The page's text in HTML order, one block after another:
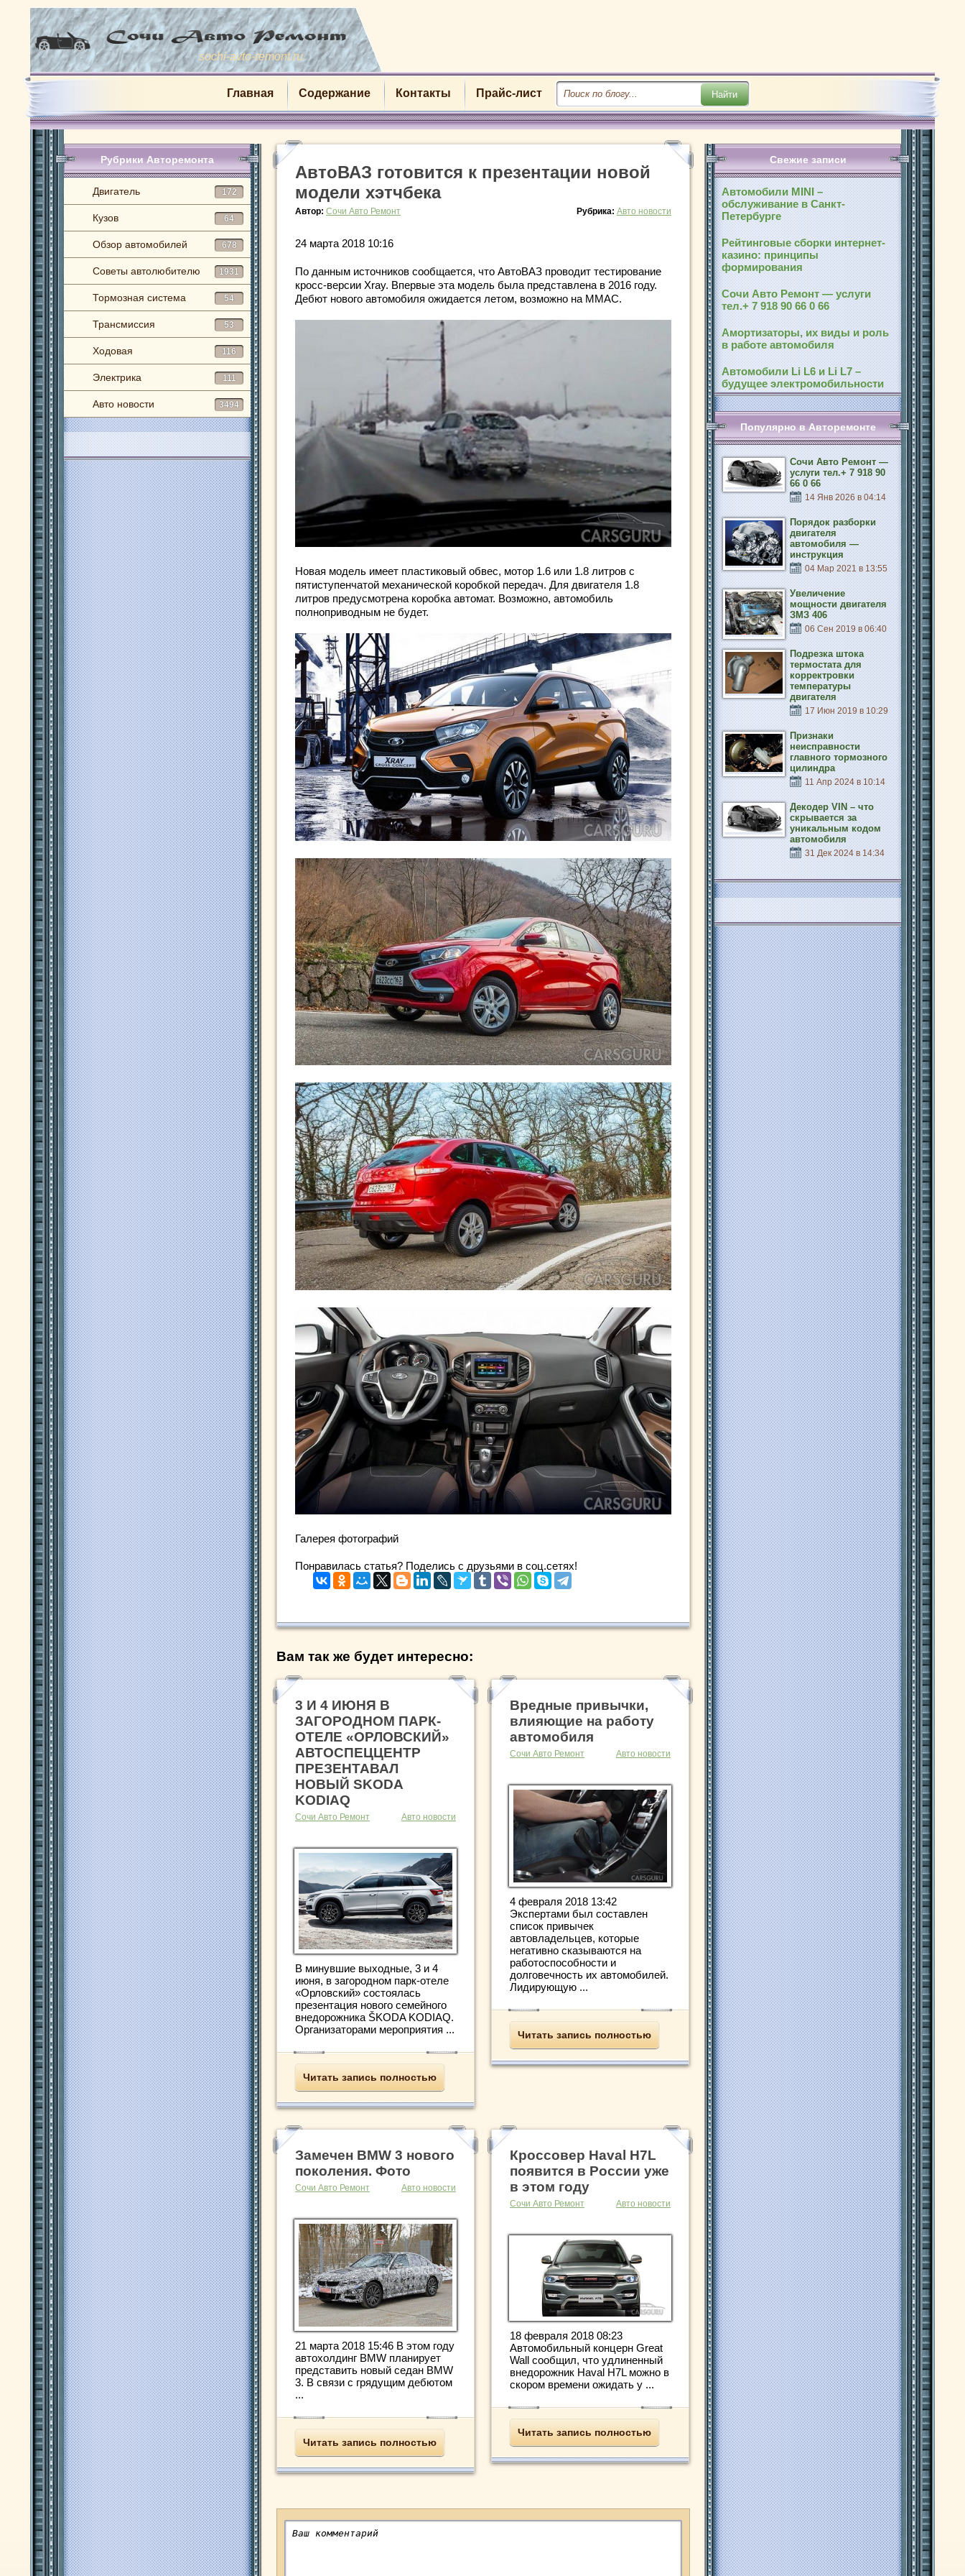
sochi-avto-remont.ru
Главная Содержание Контакты Прайс-лист
Рубрики Авторемонта
Двигатель 172
Кузов 64
Обзор автомобилей 678
Советы автолюбителю 1931
Тормозная система 54
Трансмиссия 53
Ходовая 116
Электрика 111
Авто новости 3494
АвтоВАЗ готовится к презентации новой
модели хэтчбека
Автор: Сочи Авто Ремонт Рубрика: Авто новости
24 марта 2018 10:16
По данным источников сообщается, что АвтоВАЗ проводит тестирование
кросс-версии Xray. Впервые эта модель была представлена в 2016 году.
Дебют нового автомобиля ожидается летом, возможно на ММАС.
Новая модель имеет пластиковый обвес, мотор 1.6 или 1.8 литров с
пятиступенчатой механической коробкой передач. Для двигателя 1.8
литров предусмотрена коробка автомат. Возможно, автомобиль
полноприводным не будет.
Галерея фотографий
Понравилась статья? Поделись с друзьями в соц.сетях!
Вам так же будет интересно:
3 И 4 ИЮНЯ В
ЗАГОРОДНОМ ПАРК-
ОТЕЛЕ «ОРЛОВСКИЙ»
АВТОСПЕЦЦЕНТР
ПРЕЗЕНТАВАЛ
НОВЫЙ SKODA
KODIAQ
Сочи Авто Ремонт Авто новости
В минувшие выходные, 3 и 4
июня, в загородном парк-отеле
«Орловский» состоялась
презентация нового семейного
внедорожника ŠKODA KODIAQ.
Организаторами мероприятия ...
Читать запись полностью
Вредные привычки,
влияющие на работу
автомобиля
Сочи Авто Ремонт Авто новости
4 февраля 2018 13:42
Экспертами был составлен
список привычек
автовладельцев, которые
негативно сказываются на
работоспособности и
долговечность их автомобилей.
Лидирующую ...
Читать запись полностью
Замечен BMW 3 нового
поколения. Фото
Сочи Авто Ремонт Авто новости
21 марта 2018 15:46 В этом году
автохолдинг BMW планирует
представить новый седан BMW
3. В связи с грядущим дебютом
...
Читать запись полностью
Кроссовер Haval H7L
появится в России уже
в этом году
Сочи Авто Ремонт Авто новости
18 февраля 2018 08:23
Автомобильный концерн Great
Wall сообщил, что удлиненный
внедорожник Haval H7L можно в
скором времени ожидать у ...
Читать запись полностью
Свежие записи
Автомобили MINI –
обслуживание в Санкт-
Петербурге
Рейтинговые сборки интернет-
казино: принципы
формирования
Сочи Авто Ремонт — услуги
тел.+ 7 918 90 66 0 66
Амортизаторы, их виды и роль
в работе автомобиля
Автомобили Li L6 и Li L7 –
будущее электромобильности
Популярно в Авторемонте
Сочи Авто Ремонт —
услуги тел.+ 7 918 90
66 0 66
14 Янв 2026 в 04:14
Порядок разборки
двигателя
автомобиля —
инструкция
04 Мар 2021 в 13:55
Увеличение
мощности двигателя
ЗМЗ 406
06 Сен 2019 в 06:40
Подрезка штока
термостата для
корректровки
температуры
двигателя
17 Июн 2019 в 10:29
Признаки
неисправности
главного тормозного
цилиндра
11 Апр 2024 в 10:14
Декодер VIN – что
скрывается за
уникальным кодом
автомобиля
31 Дек 2024 в 14:34